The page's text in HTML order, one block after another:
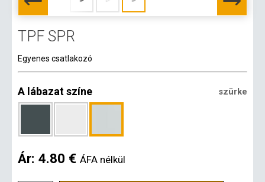
TPF SPR
Egyenes csatlakozó
A lábazat színe szürke
Ár: 4.80 € ÁFA nélkül